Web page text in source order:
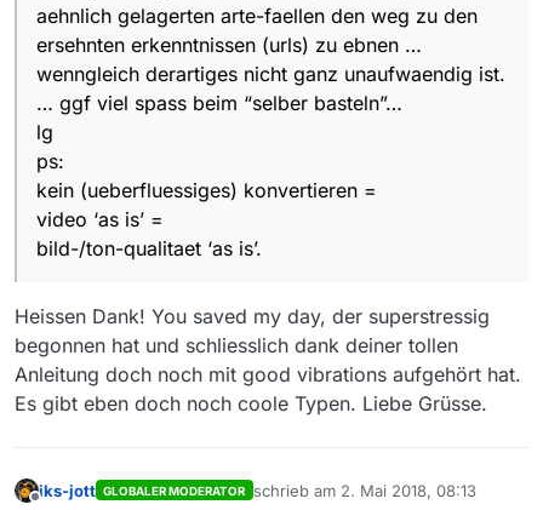
aehnlich gelagerten arte-faellen den weg zu den
ersehnten erkenntnissen (urls) zu ebnen …
wenngleich derartiges nicht ganz unaufwaendig ist.
… ggf viel spass beim “selber basteln”…
lg
ps:
kein (ueberfluessiges) konvertieren =
video ‘as is’ =
bild-/ton-qualitaet ‘as is’.
Heissen Dank! You saved my day, der superstressig
begonnen hat und schliesslich dank deiner tollen
Anleitung doch noch mit good vibrations aufgehört hat.
Es gibt eben doch noch coole Typen. Liebe Grüsse.
iks-jott GLOBALER MODERATOR schrieb am 2. Mai 2018, 08:13
zuletzt editiert von